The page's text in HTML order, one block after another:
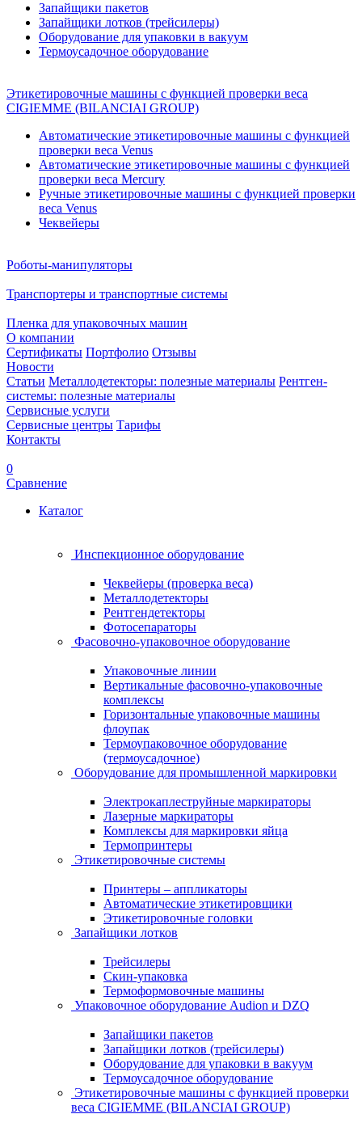
Запайщики пакетов
Запайщики лотков (трейсилеры)
Оборудование для упаковки в вакуум
Термоусадочное оборудование
Этикетировочные машины с функцией проверки веса
CIGIEMME (BILANCIAI GROUP)
Автоматические этикетировочные машины с функцией
проверки веса Venus
Автоматические этикетировочные машины с функцией
проверки веса Mercury
Ручные этикетировочные машины с функцией проверки
веса Venus
Чеквейеры
Роботы-манипуляторы
Транспортеры и транспортные системы
Пленка для упаковочных машин
О компании
Сертификаты Портфолио Отзывы
Новости
Статьи Металлодетекторы: полезные материалы Рентген-
системы: полезные материалы
Сервисные услуги
Сервисные центры Тарифы
Контакты
0
Сравнение
Каталог
Инспекционное оборудование
Чеквейеры (проверка веса)
Металлодетекторы
Рентгендетекторы
Фотосепараторы
Фасовочно-упаковочное оборудование
Упаковочные линии
Вертикальные фасовочно-упаковочные
комплексы
Горизонтальные упаковочные машины
флоупак
Термоупаковочное оборудование
(термоусадочное)
Оборудование для промышленной маркировки
Электрокаплеструйные маркираторы
Лазерные маркираторы
Комплексы для маркировки яйца
Термопринтеры
Этикетировочные системы
Принтеры – аппликаторы
Автоматические этикетировщики
Этикетировочные головки
Запайщики лотков
Трейсилеры
Скин-упаковка
Термоформовочные машины
Упаковочное оборудование Audion и DZQ
Запайщики пакетов
Запайщики лотков (трейсилеры)
Оборудование для упаковки в вакуум
Термоусадочное оборудование
Этикетировочные машины с функцией проверки
веса CIGIEMME (BILANCIAI GROUP)